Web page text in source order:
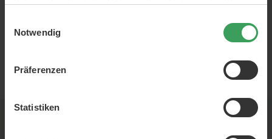
Notwendig
Präferenzen
Statistiken
[…]